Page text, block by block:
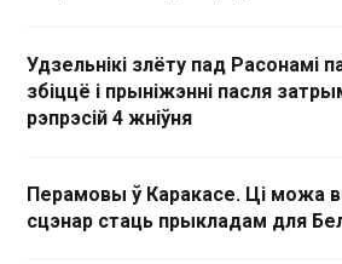
Удзельнікі злёту пад Расонамі
збіццё і прыніжэнні пасля
рэпрэсій 4 жніўня
Перамовы ў Каракасе. Ці можа
сцэнар стаць прыкладам для